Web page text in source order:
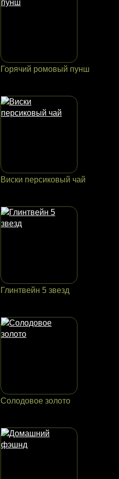
Горячий ромовый пунш
Виски персиковый чай
Глинтвейн 5 звезд
Солодовое золото